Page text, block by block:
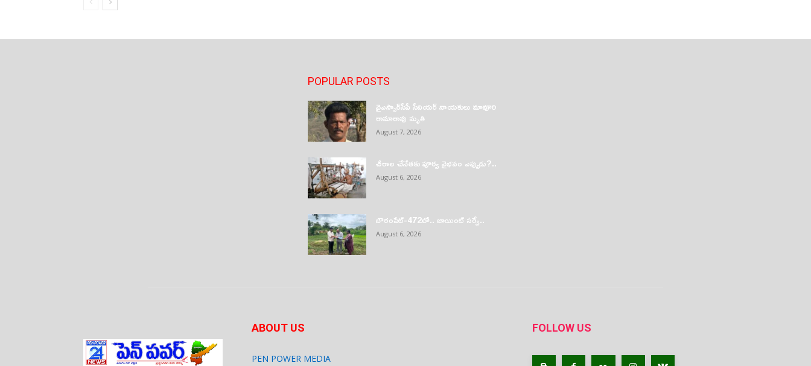
POPULAR POSTS
వైఎస్సార్‌సీపీ సీనియర్ నాయకులు మావూరి
రామారావు మృతి
August 7, 2026
చీరాల చేనేతకు పూర్వ వైభవం ఎప్పుడు?..
August 6, 2026
బౌరంపేట్-472లో.. జాయింట్ సర్వే..
August 6, 2026
ABOUT US
PEN POWER MEDIA
FOLLOW US